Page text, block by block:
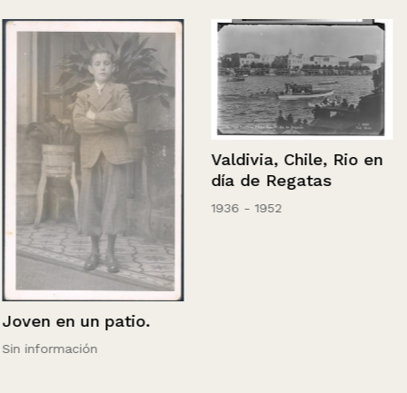
Joven en un patio.
Sin información
Valdivia, Chile, Rio en
día de Regatas
1936 - 1952